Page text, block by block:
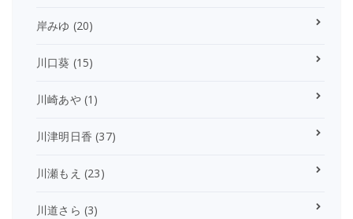
岸みゆ (20)
川口葵 (15)
川崎あや(1)
川津明日香 (37)
川瀬もえ (23)
川道さら (3)